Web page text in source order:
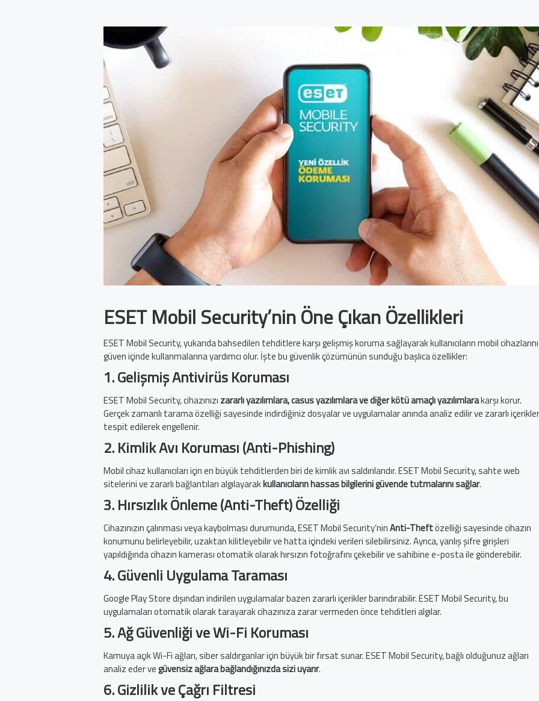
ESET Mobil Security’nin Öne Çıkan Özellikleri
ESET Mobil Security, yukarıda bahsedilen tehditlere karşı gelişmiş koruma sağlayarak kullanıcıların mobil cihazlarını
güven içinde kullanmalarına yardımcı olur. İşte bu güvenlik çözümünün sunduğu başlıca özellikler:
1.Gelişmiş Antivirüs Koruması
ESET Mobil Security, cihazınızı zararlı yazılımlara, casus yazılımlara ve diğer kötü amaçlı yazılımlarakarşı korur.
Gerçek zamanlı tarama özelliği sayesinde indirdiğiniz dosyalar ve uygulamalar anında analiz edilir ve zararlı içerikler
tespit edilerek engellenir.
2.Kimlik Avı Koruması (Anti-Phishing)
Mobil cihaz kullanıcıları için en büyük tehditlerden biri de kimlik avı saldırılarıdır. ESET Mobil Security, sahte web
sitelerini ve zararlı bağlantıları algılayarakkullanıcıların hassas bilgilerini güvende tutmalarını sağlar.
3.Hırsızlık Önleme (Anti-Theft) Özelliği
Cihazınızın çalınması veya kaybolması durumunda, ESET Mobil Security’ninAnti-Theftözelliği sayesinde cihazın
konumunu belirleyebilir, uzaktan kilitleyebilir ve hatta içindeki verileri silebilirsiniz. Ayrıca, yanlış şifre girişleri
yapıldığında cihazın kamerası otomatik olarak hırsızın fotoğrafını çekebilir ve sahibine e-posta ile gönderebilir.
4.Güvenli Uygulama Taraması
Google Play Store dışından indirilen uygulamalar bazen zararlı içerikler barındırabilir. ESET Mobil Security, bu
uygulamaları otomatik olarak tarayarak cihazınıza zarar vermeden önce tehditleri algılar.
5.Ağ Güvenliği ve Wi-Fi Koruması
Kamuya açık Wi-Fi ağları, siber saldırganlar için büyük bir fırsat sunar. ESET Mobil Security, bağlı olduğunuz ağları
analiz eder vegüvensiz ağlara bağlandığınızda sizi uyarır.
6.Gizlilik ve Çağrı Filtresi